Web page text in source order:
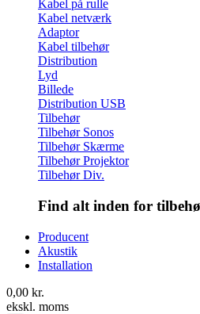
Kabel på rulle
Kabel netværk
Adaptor
Kabel tilbehør
Distribution
Lyd
Billede
Distribution USB
Tilbehør
Tilbehør Sonos
Tilbehør Skærme
Tilbehør Projektor
Tilbehør Div.
Find alt inden for
Producent
Akustik
Installation
0,00 kr.
ekskl. moms